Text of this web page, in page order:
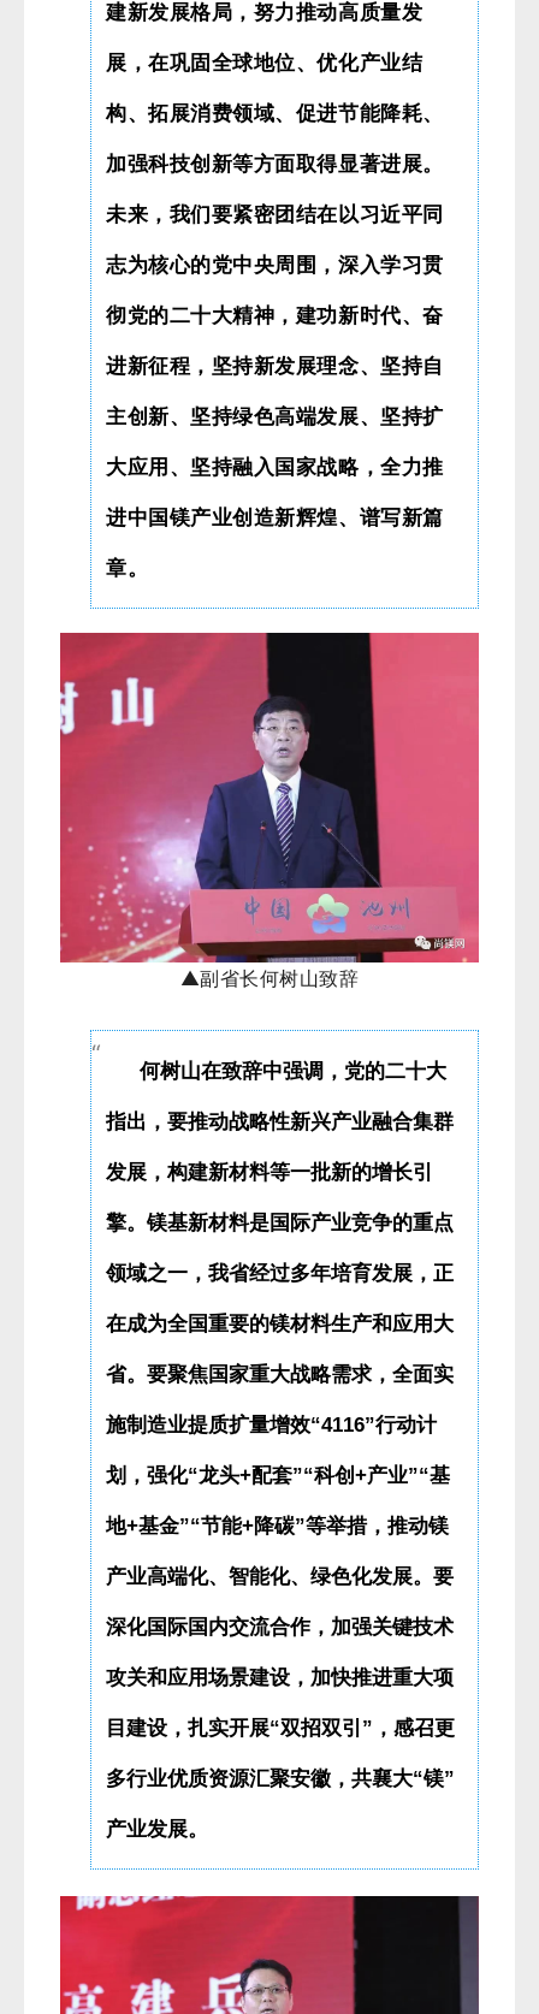
建新发展格局，努力推动高质量发
展，在巩固全球地位、优化产业结
构、拓展消费领域、促进节能降耗、
加强科技创新等方面取得显著进展。
未来，我们要紧密团结在以习近平同
志为核心的党中央周围，深入学习贯
彻党的二十大精神，建功新时代、奋
进新征程，坚持新发展理念、坚持自
主创新、坚持绿色高端发展、坚持扩
大应用、坚持融入国家战略，全力推
进中国镁产业创造新辉煌、谱写新篇
章。
▲副省长何树山致辞
何树山在致辞中强调，党的二十大
指出，要推动战略性新兴产业融合集群
发展，构建新材料等一批新的增长引
擎。镁基新材料是国际产业竞争的重点
领域之一，我省经过多年培育发展，正
在成为全国重要的镁材料生产和应用大
省。要聚焦国家重大战略需求，全面实
施制造业提质扩量增效“4116”行动计
划，强化“龙头+配套”“科创+产业”“基
地+基金”“节能+降碳”等举措，推动镁
产业高端化、智能化、绿色化发展。要
深化国际国内交流合作，加强关键技术
攻关和应用场景建设，加快推进重大项
目建设，扎实开展“双招双引”，感召更
多行业优质资源汇聚安徽，共襄大“镁”
产业发展。